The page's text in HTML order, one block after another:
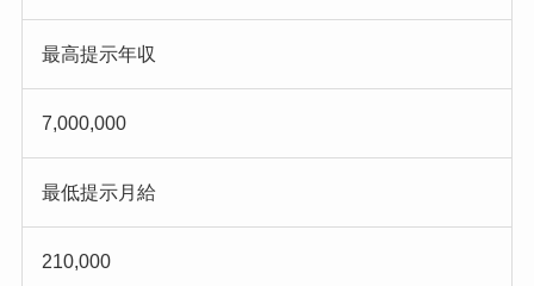
最高提示年収
7,000,000
最低提示月給
210,000